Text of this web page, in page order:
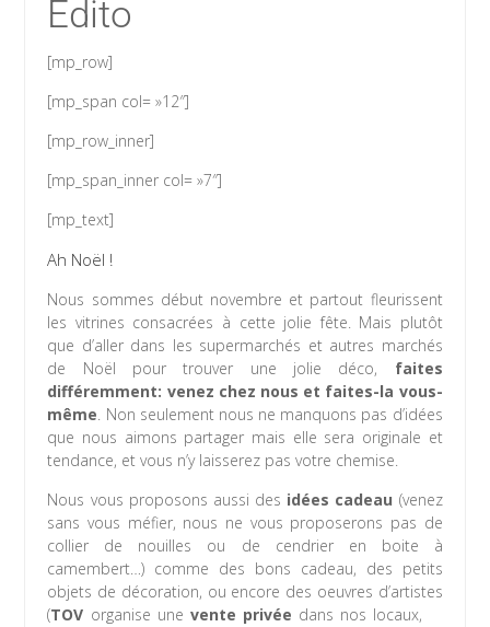
Edito
[mp_row]
[mp_span col= »12″]
[mp_row_inner]
[mp_span_inner col= »7″]
[mp_text]
Ah Noël !
Nous sommes début novembre et partout fleurissent
les vitrines consacrées à cette jolie fête. Mais plutôt
que d’aller dans les supermarchés et autres marchés
de Noël pour trouver une jolie déco, faites
différemment: venez chez nous et faites-la vous-
même. Non seulement nous ne manquons pas d’idées
que nous aimons partager mais elle sera originale et
tendance, et vous n’y laisserez pas votre chemise.
Nous vous proposons aussi des idées cadeau (venez
sans vous méfier, nous ne vous proposerons pas de
collier de nouilles ou de cendrier en boite à
camembert…) comme des bons cadeau, des petits
objets de décoration, ou encore des oeuvres d’artistes
(TOV organise une vente privée dans nos locaux,